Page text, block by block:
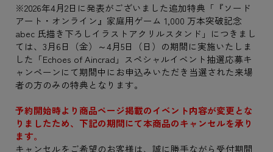
※2026年4月2日に発表がございました追加特典「『ソード
アート・オンライン』家庭用ゲーム 1,000 万本突破記念
abec 氏描き下ろしイラストアクリルスタンド」につきまし
ては、3月6日（金）～4月5日（日）の期間に実施いたしま
した「Echoes of Aincrad」スペシャルイベント抽選応募キ
ャンペーンにて期間中にお申込みいただき当選された来場
者の方のみの特典となります。
予約開始時より商品ページ掲載のイベント内容が変更とな
りましたため、下記の期間にて本商品のキャンセルを承り
ます。
キャンセルをご希望のお客様は、誠に勝手ながら受付期間